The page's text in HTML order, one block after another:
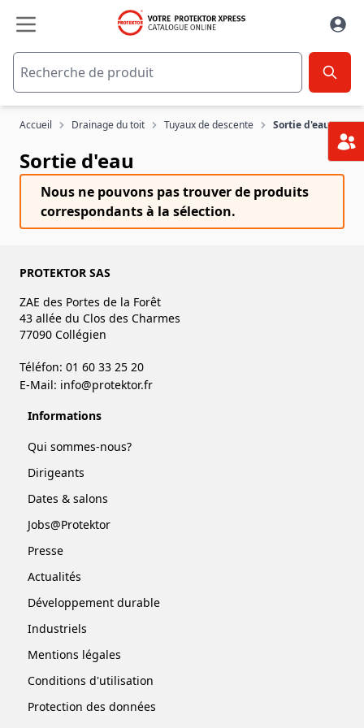
Accueil Drainage du toit Tuyaux de descente Sortie d'eau
Sortie d'eau
Nous ne pouvons pas trouver de produits
correspondants à la sélection.
PROTEKTOR SAS
ZAE des Portes de la Forêt
43 allée du Clos des Charmes
77090 Collégien
Téléfon: 01 60 33 25 20
E-Mail: info@protektor.fr
Informations
Qui sommes-nous?
Dirigeants
Dates & salons
Jobs@Protektor
Presse
Actualités
Développement durable
Industriels
Mentions légales
Conditions d'utilisation
Protection des données